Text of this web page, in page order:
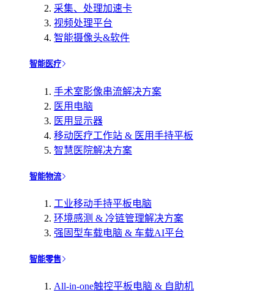
采集、处理加速卡
视频处理平台
智能摄像头&软件
智能医疗
手术室影像串流解决方案
医用电脑
医用显示器
移动医疗工作站 & 医用手持平板
智慧医院解决方案
智能物流
工业移动手持平板电脑
环境感测 & 冷链管理解决方案
强固型车载电脑 & 车载AI平台
智能零售
All-in-one触控平板电脑 & 自助机